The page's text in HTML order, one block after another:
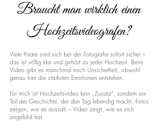
Braucht man wirklich einen
Hochzeitsvideografen?
Viele Paare sind sich bei der Fotografie sofort sicher –
das ist völlig klar und gehört zu jeder Hochzeit. Beim
Video gibt es manchmal noch Unsicherheit, obwohl
genau hier die stärksten Emotionen entstehen.
Für mich ist Hochzeitsvideo kein „Zusatz“, sondern ein
Teil der Geschichte, der den Tag lebendig macht. Fotos
zeigen, wie es aussah – Video zeigt, wie es sich
angefühlt hat.